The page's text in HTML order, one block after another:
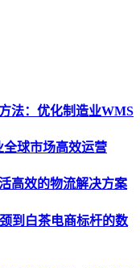
法：优化制造业WMS
球市场高效运营
高效的物流解决方案
到白茶电商标杆的数